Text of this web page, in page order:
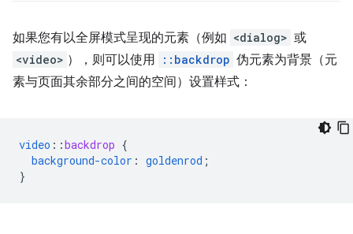
如果您有以全屏模式呈现的元素（例如 <dialog> 或
<video> ），则可以使用 ::backdrop 伪元素为背景（元
素与页面其余部分之间的空间）设置样式：
video ::backdrop {
background-color : goldenrod ;
}